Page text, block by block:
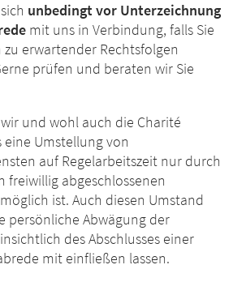
unbedingt vor Unterzeichnung
mit uns in Verbindung, falls Sie
erwartender Rechtsfolgen
prüfen und beraten wir Sie
und wohl auch die Charité
eine Umstellung von
auf Regelarbeitszeit nur durch
freiwillig abgeschlossenen
ist. Auch diesen Umstand
persönliche Abwägung der
des Abschlusses einer
mit einfließen lassen.